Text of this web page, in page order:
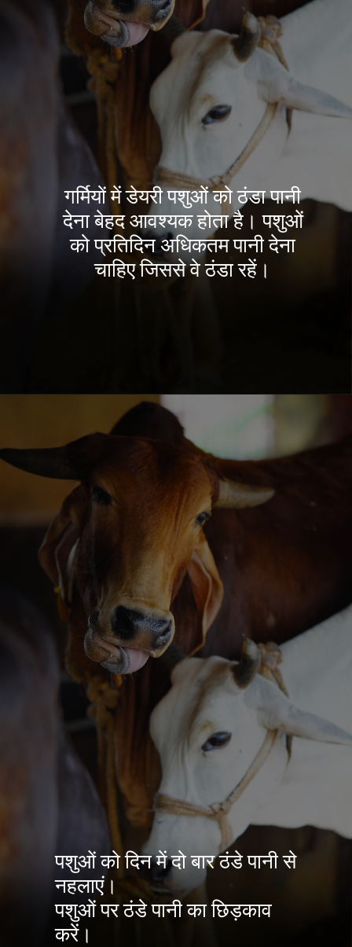
गर्मियों में डेयरी पशुओं को ठंडा पानी
देना बेहद आवश्यक होता है। पशुओं
को प्रतिदिन अधिकतम पानी देना
चाहिए जिससे वे ठंडा रहें।
पशुओं को दिन में दो बार ठंडे पानी से
नहलाएं।
पशुओं पर ठंडे पानी का छिड़काव
करें।